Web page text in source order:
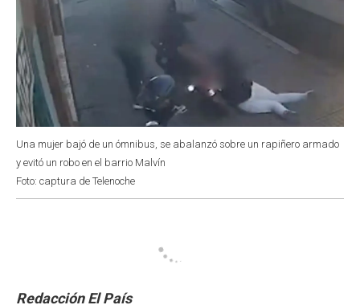
Una mujer bajó de un ómnibus, se abalanzó sobre un rapiñero armado
y evitó un robo en el barrio Malvín
Foto: captura de Telenoche
Redacción El País